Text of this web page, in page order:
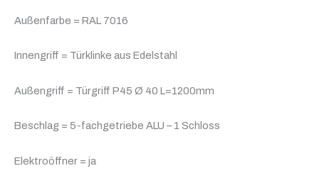
Außenfarbe = RAL 7016
Innengriff = Türklinke aus Edelstahl
Außengriff = Türgriff P45 Ø 40 L=1200mm
Beschlag = 5-fachgetriebe ALU – 1 Schloss
Elektroöffner = ja